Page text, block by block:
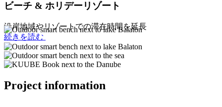
ビーチ & ホリデーリゾート
沿岸地域やリゾートでの滞在時間を延長
続きを読む
Project information